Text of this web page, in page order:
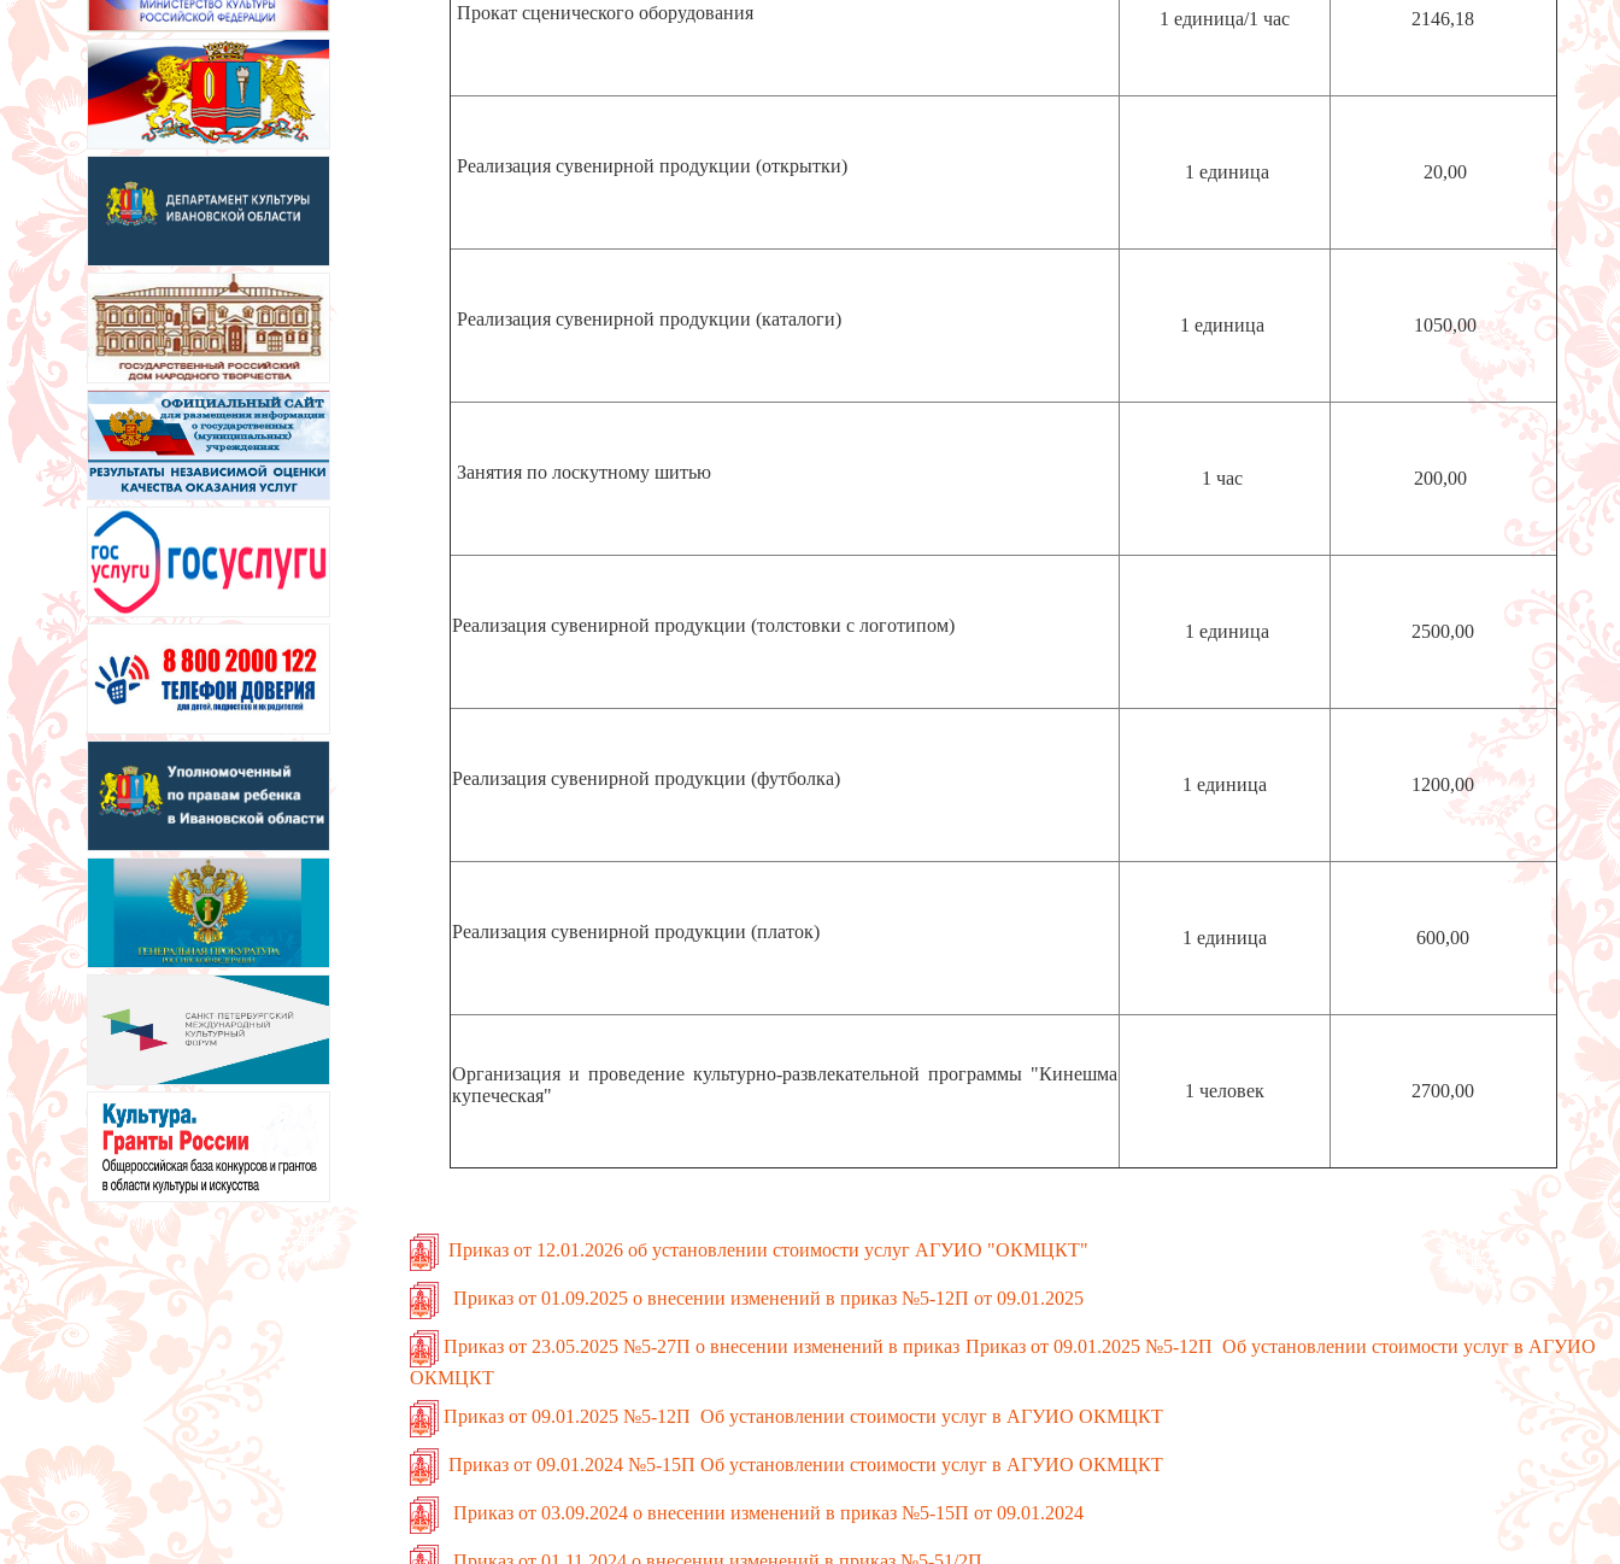
Прокат сценического оборудования 1 единица/1 час 2146,18
Реализация сувенирной продукции (открытки) 1 единица 20,00
Реализация сувенирной продукции (каталоги) 1 единица 1050,00
Занятия по лоскутному шитью 1 час 200,00
Реализация сувенирной продукции (толстовки с логотипом) 1 единица 2500,00
Реализация сувенирной продукции (футболка) 1 единица 1200,00
Реализация сувенирной продукции (платок) 1 единица 600,00
Организация и проведение культурно-развлекательной программы "Кинешма
купеческая"
1 человек 2700,00
Приказ от 12.01.2026 об установлении стоимости услуг АГУИО "ОКМЦКТ"
Приказ от 01.09.2025 о внесении изменений в приказ №5-12П от 09.01.2025
Приказ от 23.05.2025 №5-27П о внесении изменений в приказ Приказ от 09.01.2025 №5-12П Об установлении стоимости услуг в АГУИО
ОКМЦКТ
Приказ от 09.01.2025 №5-12П Об установлении стоимости услуг в АГУИО ОКМЦКТ
Приказ от 09.01.2024 №5-15П Об установлении стоимости услуг в АГУИО ОКМЦКТ
Приказ от 03.09.2024 о внесении изменений в приказ №5-15П от 09.01.2024